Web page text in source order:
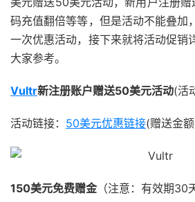
码充值翻倍等等，但是活动不能叠加
一次优惠活动，接下来就将活动促销
大家参考。
Vultr新注册账户赠送50美元活动(活
活动链接： 50美元优惠链接(赠送金
150美元免费赠金 （注意：有效期30